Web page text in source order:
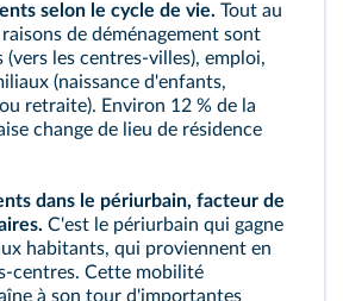
selon le cycle de vie. Tout au
raisons de déménagement sont
les centres‑villes), emploi,
(naissance d'enfants,
retraite). Environ 12 % de la
change de lieu de résidence
dans le périurbain, facteur de
. C'est le périurbain qui gagne
habitants, qui proviennent en
Cette mobilité
à son tour d'importantes